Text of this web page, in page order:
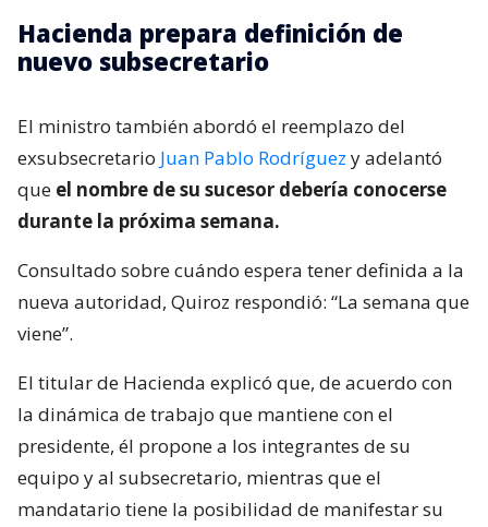
Hacienda prepara definición de
nuevo subsecretario
El ministro también abordó el reemplazo del
exsubsecretario Juan Pablo Rodríguez y adelantó
que el nombre de su sucesor debería conocerse
durante la próxima semana.
Consultado sobre cuándo espera tener definida a la
nueva autoridad, Quiroz respondió: “La semana que
viene”.
El titular de Hacienda explicó que, de acuerdo con
la dinámica de trabajo que mantiene con el
presidente, él propone a los integrantes de su
equipo y al subsecretario, mientras que el
mandatario tiene la posibilidad de manifestar su